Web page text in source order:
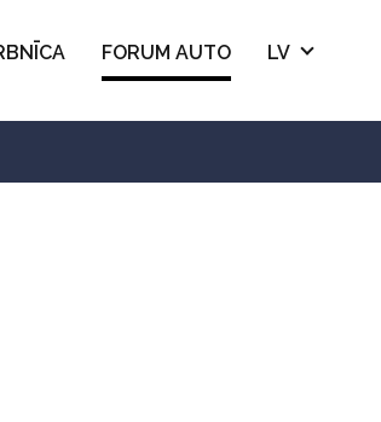
FORUM AUTO LV